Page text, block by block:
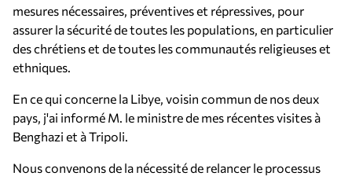
mesures nécessaires, préventives et répressives, pour
assurer la sécurité de toutes les populations, en particulier
des chrétiens et de toutes les communautés religieuses et
ethniques.
En ce qui concerne la Libye, voisin commun de nos deux
pays, j'ai informé M. le ministre de mes récentes visites à
Benghazi et à Tripoli.
Nous convenons de la nécessité de relancer le processus